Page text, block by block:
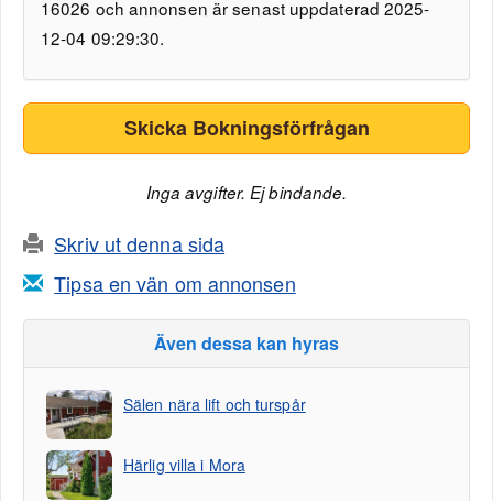
16026 och annonsen är senast uppdaterad 2025-
12-04 09:29:30.
Skicka Bokningsförfrågan
Inga avgifter. Ej bindande.
Skriv ut denna sida
Tipsa en vän om annonsen
Även dessa kan hyras
Sälen nära lift och turspår
Härlig villa i Mora